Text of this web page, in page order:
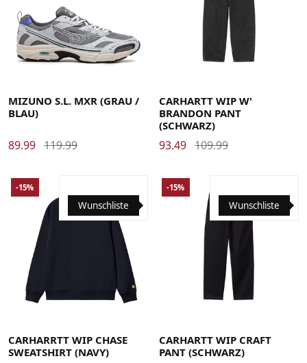
MIZUNO S.L. MXR (GRAU /
BLAU)
89.99 119.99
CARHARTT WIP W'
BRANDON PANT
(SCHWARZ)
93.49 109.99
Wunschliste
-15%
CARHARRTT WIP CHASE
SWEATSHIRT (NAVY)
Wunschliste
-15%
CARHARTT WIP CRAFT
PANT (SCHWARZ)